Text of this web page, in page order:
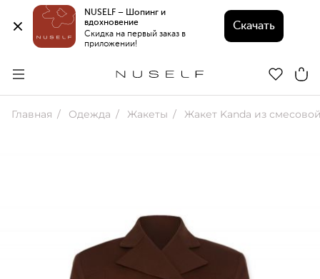
NUSELF – Шопинг и
вдохновение
Скидка на первый заказ в
приложении!
Скачать
Главная Одежда Жакеты Жакет Kanda из